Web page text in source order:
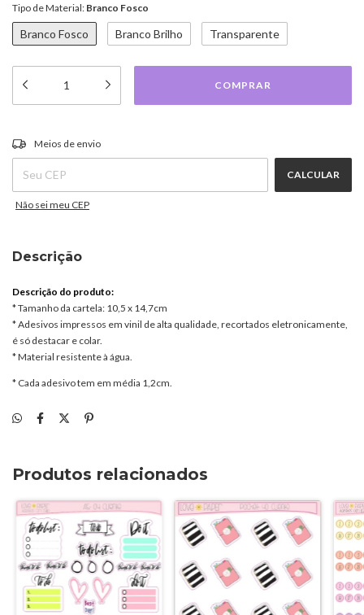
Tipo de Material: Branco Fosco
Branco Fosco Branco Brilho Transparente
Entregas para o CEP:
Meios de envio
CALCULAR
Não sei meu CEP
Descrição
Descrição do produto:
* Tamanho da cartela: 10,5 x 14,7cm
* Adesivos impressos em vinil de alta qualidade, recortados eletronicamente,
é só destacar e colar.
* Material resistente à água.
* Cada adesivo tem em média 1,2cm.
Produtos relacionados